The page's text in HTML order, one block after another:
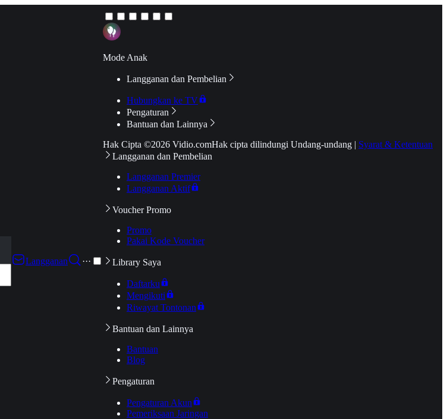
Langganan
···
Mode Anak
Langganan dan Pembelian
Hubungkan ke TV
Pengaturan
Bantuan dan Lainnya
Hak Cipta ©2026 Vidio.comHak cipta dilindungi Undang-undang | Syarat & Ketentuan
Langganan dan Pembelian
Langganan Premier
Langganan Aktif
Voucher Promo
Promo
Pakai Kode Voucher
Library Saya
Daftarku
Mengikuti
Riwayat Tontonan
Bantuan dan Lainnya
Bantuan
Blog
Pengaturan
Pengaturan Akun
Pemeriksaan Jaringan